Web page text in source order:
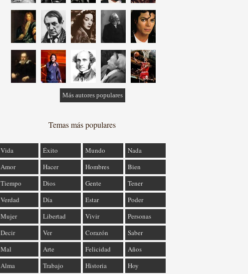
Más autores populares
Temas más populares
Vida Éxito Mundo
Nada
Amor
Hacer Hombres
Bien
Tiempo
Dios Gente
Tener
Verdad
Día Estar
Poder
Mujer
Libertad Vivir
Personas
Decir
Ver Corazón
Saber
Mal
Arte Felicidad
Años
Alma
Trabajo Historia
Hoy